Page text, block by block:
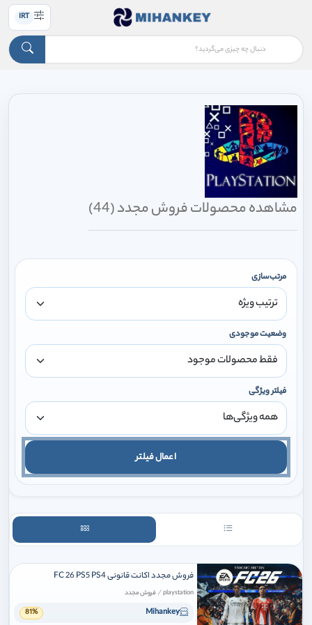
IRT
مشاهده محصولات فروش مجدد (44)
مرتب‌سازی
وضعیت موجودی
فیلتر ویژگی
اعمال فیلتر
فروش مجدد اکانت قانونی FC 26 PS5 PS4
playstation
/ فروش مجدد
Mihankey
81%